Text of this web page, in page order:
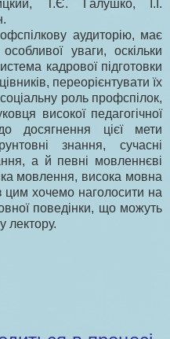
Т.Є. Галушко, І.І.
аудиторію, має
уваги, оскільки
кадрової підготовки
переорієнтувати їх
роль профспілок,
високої педагогічної
досягнення цієї мети
знання, сучасні
а й певні мовленнєві
мовлення, висока мовна
цим хочемо наголосити на
поведінки, що можуть
лектору.